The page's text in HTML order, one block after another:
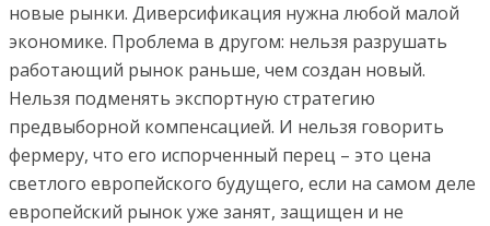
новые рынки. Диверсификация нужна любой малой
экономике. Проблема в другом: нельзя разрушать
работающий рынок раньше, чем создан новый.
Нельзя подменять экспортную стратегию
предвыборной компенсацией. И нельзя говорить
фермеру, что его испорченный перец – это цена
светлого европейского будущего, если на самом деле
европейский рынок уже занят, защищен и не